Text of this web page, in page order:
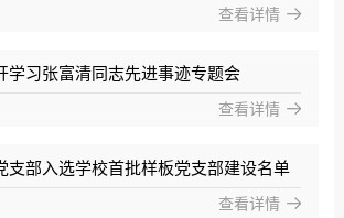
查看详情
学习张富清同志先进事迹专题会
查看详情
支部入选学校首批样板党支部建设名单
查看详情